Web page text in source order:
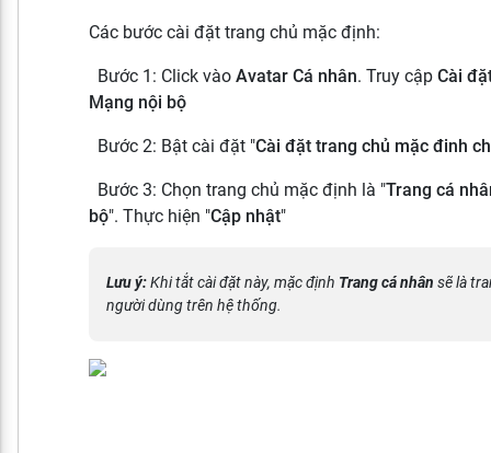
Các bước cài đặt trang chủ mặc định:
Bước 1: Click vào Avatar Cá nhân. Truy cập Cài
Mạng nội bộ
Bước 2: Bật cài đặt "Cài đặt trang chủ mặc đinh
Bước 3: Chọn trang chủ mặc định là "Trang cá
bộ". Thực hiện "Cập nhật"
Lưu ý:Khi tắt cài đặt này, mặc định Trang cá nhân sẽ là
người dùng trên hệ thống.